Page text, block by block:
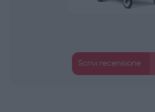
Scrivi recensione